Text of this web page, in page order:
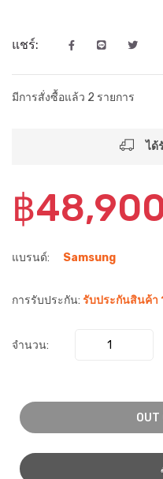
แชร์:
มีการสั่งซื้อแล้ว 2 รายการ
ได้
฿
แบรนด์: Samsung
การรับประกัน: รับประกันสินค้า
จำนวน:
OUT